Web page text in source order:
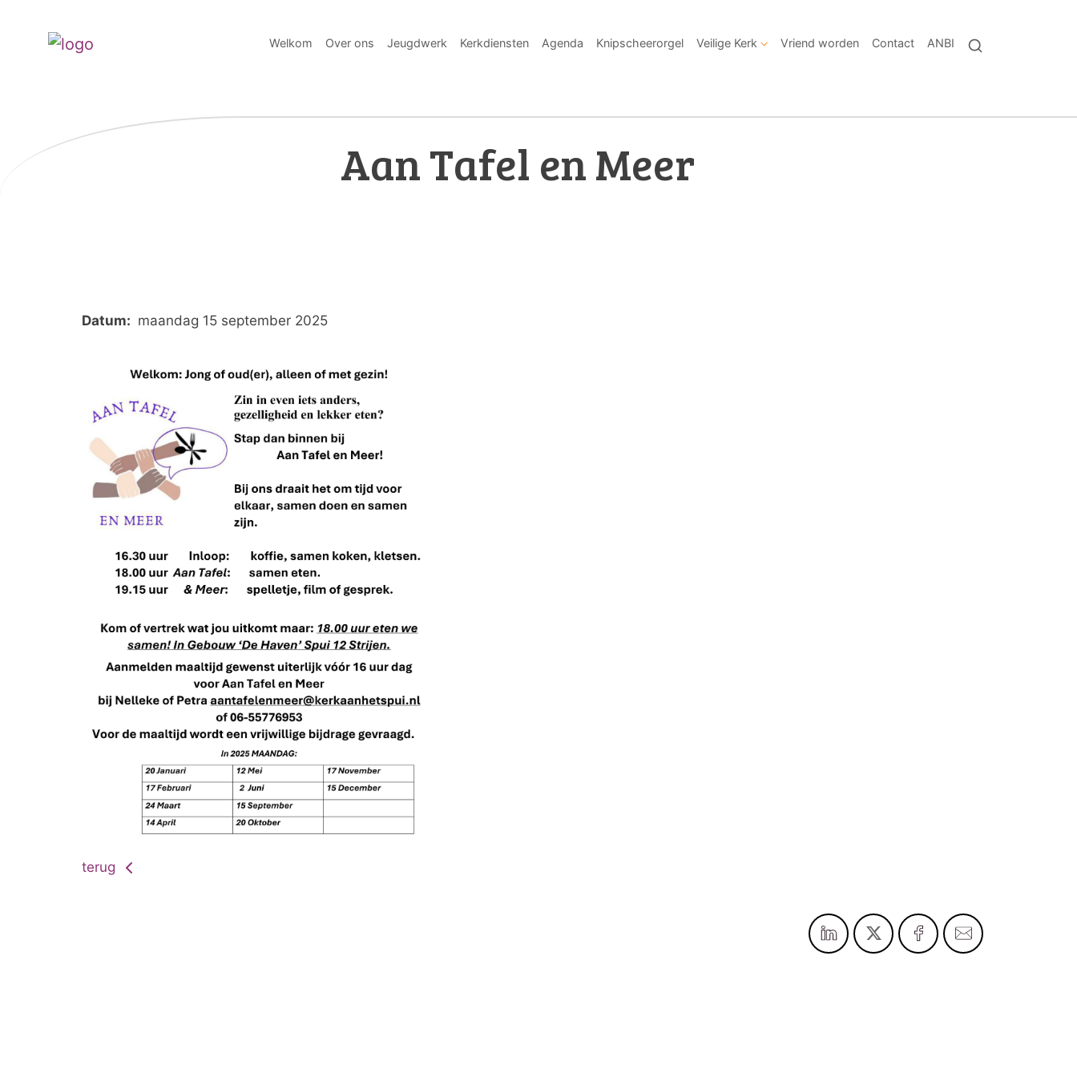
Welkom Over ons Jeugdwerk Kerkdiensten Agenda Knipscheerorgel Veilige Kerk Vriend worden Contact ANBI
Aan Tafel en Meer
Datum: maandag 15 september 2025
terug